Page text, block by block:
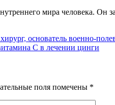
мира человека. Он
основатель военно-
C в лечении цинги
поля помечены *